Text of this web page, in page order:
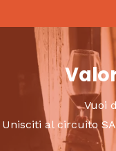
Vuoi
Unisciti al circuito